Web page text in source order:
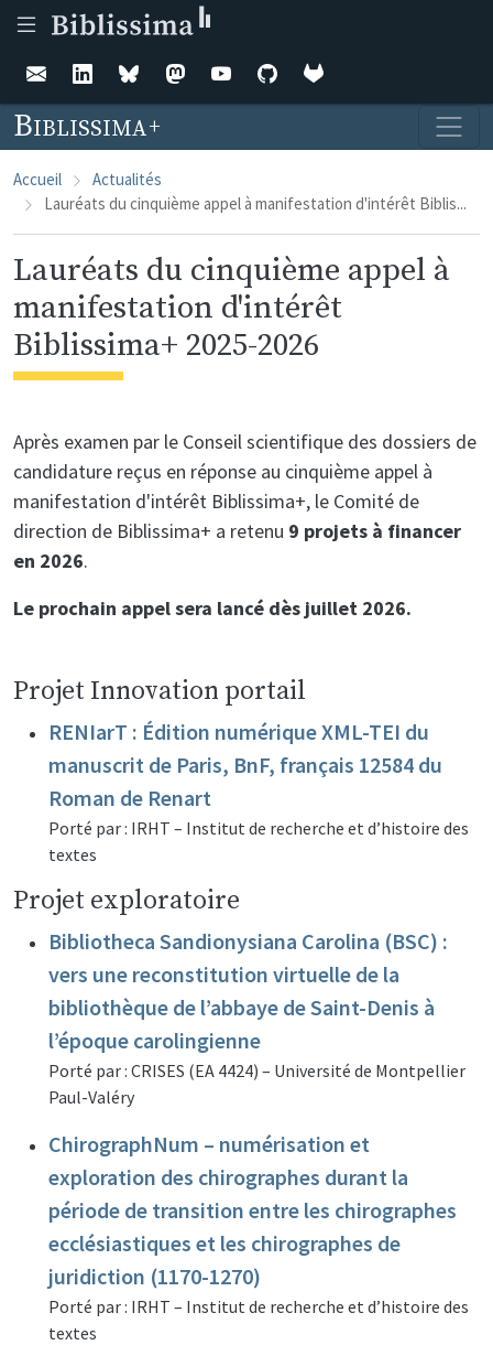
Biblissima
Accueil
Actualités
Lauréats du cinquième appel à manifestation d'intérêt Biblis...
Lauréats du cinquième appel à
manifestation d'intérêt
Biblissima+ 2025-2026
Après examen par le Conseil scientifique des dossiers de
candidature reçus en réponse au cinquième appel à
manifestation d'intérêt Biblissima+, le Comité de
direction de Biblissima+ a retenu 9 projets à financer
en 2026.
Le prochain appel sera lancé dès juillet 2026.
Projet Innovation portail
RENIarT : Édition numérique XML-TEI du
manuscrit de Paris, BnF, français 12584 du
Roman de Renart
Porté par : IRHT – Institut de recherche et d’histoire des
textes
Projet exploratoire
Bibliotheca Sandionysiana Carolina (BSC) :
vers une reconstitution virtuelle de la
bibliothèque de l’abbaye de Saint-Denis à
l’époque carolingienne
Porté par : CRISES (EA 4424) – Université de Montpellier
Paul-Valéry
ChirographNum – numérisation et
exploration des chirographes durant la
période de transition entre les chirographes
ecclésiastiques et les chirographes de
juridiction (1170-1270)
Porté par : IRHT – Institut de recherche et d’histoire des
textes